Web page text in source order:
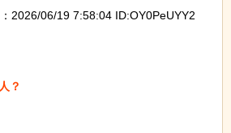
2026/06/19 7:58:04 ID:OY0PeUYY2
？